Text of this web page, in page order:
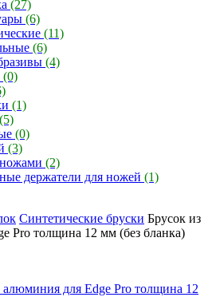
(27)
(6)
(11)
(6)
(4)
(0)
(1)
(5)
(0)
(3)
(2)
держатели для ножей (1)
Синтетические бруски Брусок из
Pro толщина 12 мм (без бланка)